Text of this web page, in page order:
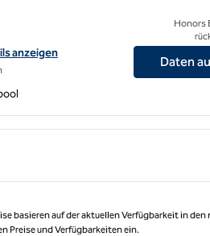
für das Hilton Arcadia Los Angeles
anzeigen
Honors
Daten
basieren auf der aktuellen Verfügbarkeit in
Preise und Verfügbarkeiten ein.